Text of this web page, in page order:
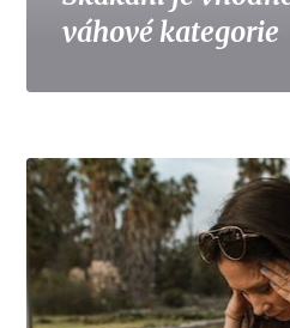
váhové kategorie